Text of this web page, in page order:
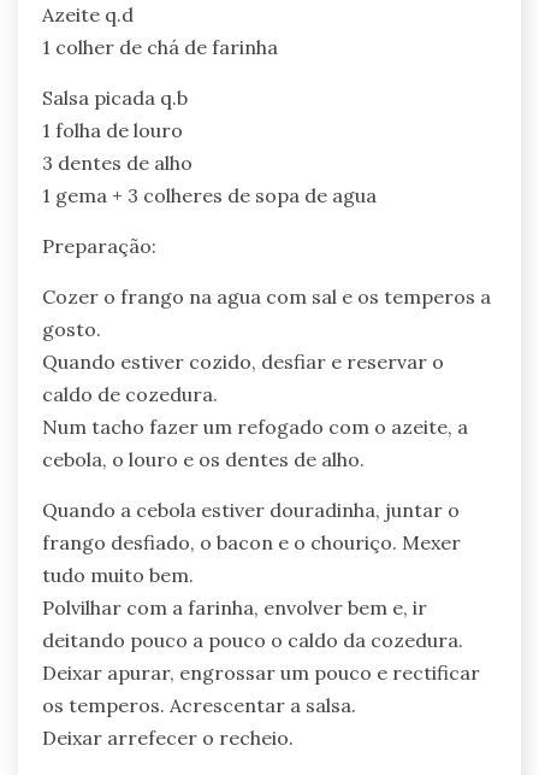
Azeite q.d
1 colher de chá de farinha
Salsa picada q.b
1 folha de louro
3 dentes de alho
1 gema + 3 colheres de sopa de agua
Preparação:
Cozer o frango na agua com sal e os temperos a
gosto.
Quando estiver cozido, desfiar e reservar o
caldo de cozedura.
Num tacho fazer um refogado com o azeite, a
cebola, o louro e os dentes de alho.
Quando a cebola estiver douradinha, juntar o
frango desfiado, o bacon e o chouriço. Mexer
tudo muito bem.
Polvilhar com a farinha, envolver bem e, ir
deitando pouco a pouco o caldo da cozedura.
Deixar apurar, engrossar um pouco e rectificar
os temperos. Acrescentar a salsa.
Deixar arrefecer o recheio.